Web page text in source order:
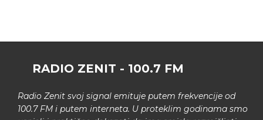
RADIO ZENIT - 100.7 FM
Radio Zenit svoj signal emituje putem frekvencije od
100.7 FM i putem interneta. U proteklim godinama smo